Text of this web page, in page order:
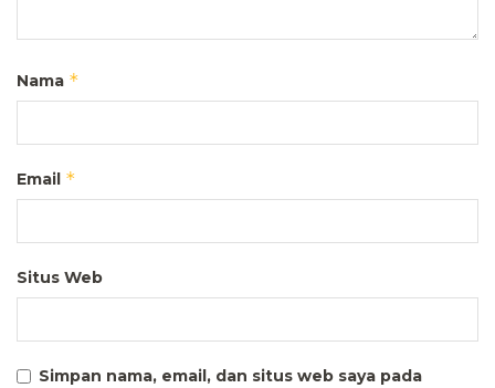
Nama *
Email *
Situs Web
Simpan nama, email, dan situs web saya pada